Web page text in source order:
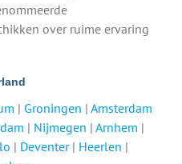
over ruime ervaring
| Groningen | Amsterdam
| Nijmegen | Arnhem |
| Deventer| Heerlen |